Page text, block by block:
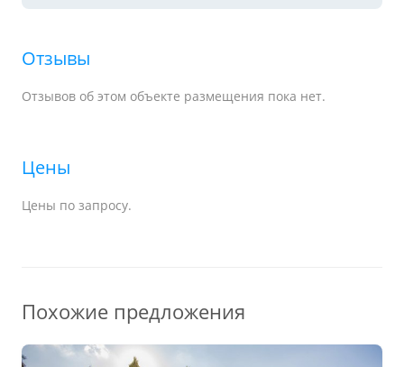
Отзывы
Отзывов об этом объекте размещения пока нет.
Цены
Цены по запросу.
Похожие предложения